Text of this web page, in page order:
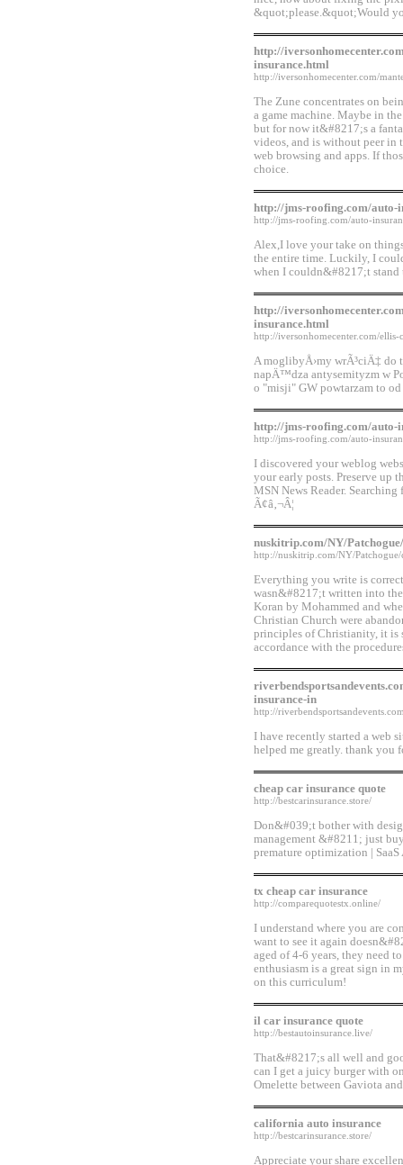
&quot;please.&quot;Would
http://
insurance.html
http://iversonhomecenter.com/
The Zune concentrates on
a game machine. Maybe in
but for now it&#8217;s a
videos, and is without peer in
web browsing and apps. If
choice.
http://jms-roofing.com/auto-
http://jms-roofing.com/auto-
Alex,I love your take on
the entire time. Luckily, I
when I couldn&#8217;t stand
http://
insurance.html
http://iversonhomecenter.com/
A moglibyÅ›my wrÃ³ciÄ‡ do
napÄ™dza antysemityzm w
o "misji" GW powtarzam to
http://jms-roofing.com/auto-
http://jms-roofing.com/auto-
I discovered your weblog
your early posts. Preserve up
MSN News Reader.
Ã¢â‚¬Â¦
nuskitrip.com/NY/
http://nuskitrip.com/NY/Patchogue/
Everything you write is
wasn&#8217;t written into
Koran by Mohammed and
Christian Church were
principles of Christianity, it is
accordance with the
insurance-in
http://
I have recently started a web
helped me greatly. thank you
cheap car insurance quote
http://bestcarinsurance.store/
Don&#039;t bother with
management &#8211; just
premature optimization | SaaS
tx cheap car insurance
http://comparequotestx.online/
I understand where you are
want to see it again
aged of 4-6 years, they need
enthusiasm is a great sign in
on this curriculum!
il car insurance quote
http://bestautoinsurance.live/
That&#8217;s all well and
can I get a juicy burger with
Omelette between Gaviota
california auto insurance
http://bestcarinsurance.store/
Appreciate your share